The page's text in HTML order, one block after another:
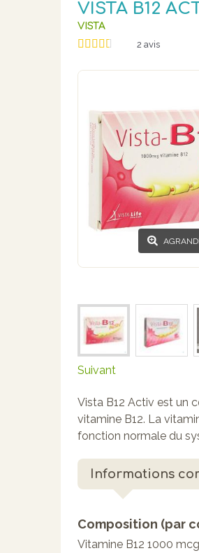
VISTA B12
VISTA
2 avis
Suivant
Vista B12 Activ est un
vitamine B12. La
fonction normale du
Informations
Composition (par
Vitamine B12 1000 mcg